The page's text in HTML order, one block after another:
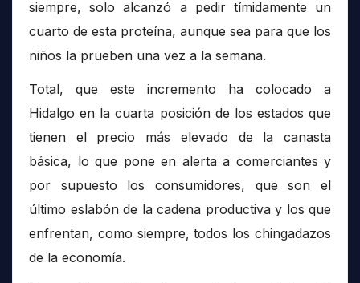
siempre, solo alcanzó a pedir tímidamente un
cuarto de esta proteína, aunque sea para que los
niños la prueben una vez a la semana.
Total, que este incremento ha colocado a
Hidalgo en la cuarta posición de los estados que
tienen el precio más elevado de la canasta
básica, lo que pone en alerta a comerciantes y
por supuesto los consumidores, que son el
último eslabón de la cadena productiva y los que
enfrentan, como siempre, todos los chingadazos
de la economía.